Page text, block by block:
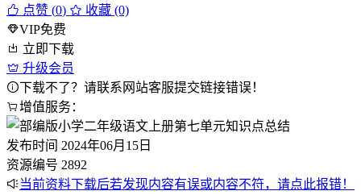
点赞 (0)
收藏 (0)
VIP免费
立即下载
升级会员
下载不了？请联系网站客服提交链接错误！
增值服务：
发布时间 2024年06月15日
资源编号 2892
当前资料下载后若发现内容有误或内容不符，请点此报错！